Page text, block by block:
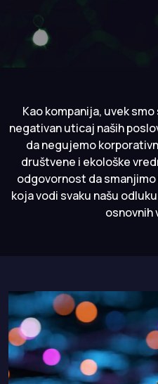
Kao kompanija, uvek
negativan uticaj naših
da negujemo
društvene i ekološke
odgovornost da
koja vodi svaku našu
osnovnih